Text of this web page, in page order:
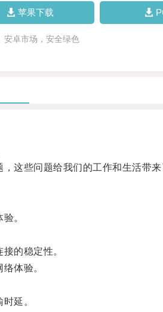
苹果下载
安卓市场，安全绿色
些问题给我们的工作和生活带来
。
的稳定性。
体验。
延。